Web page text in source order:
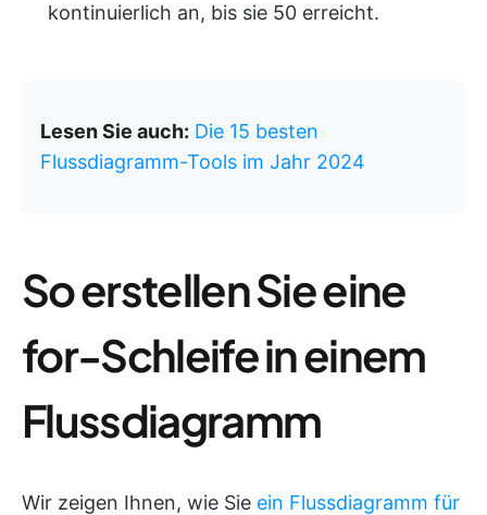
kontinuierlich an, bis sie 50 erreicht.
Lesen Sie auch: Die 15 besten
Flussdiagramm-Tools im Jahr 2024
So erstellen Sie eine
for-Schleife in einem
Flussdiagramm
Wir zeigen Ihnen, wie Sie ein Flussdiagramm für